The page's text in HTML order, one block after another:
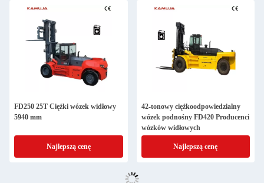
FD250 25T Ciężki wózek widłowy
5940 mm
Najlepszą cenę
42-tonowy ciężkoodpowiedzialny
wózek podnośny FD420 Producenci
wózków widłowych
Najlepszą cenę